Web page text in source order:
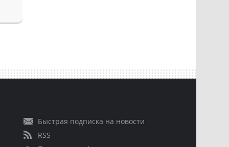
Быстрая подписка на новости
RSS